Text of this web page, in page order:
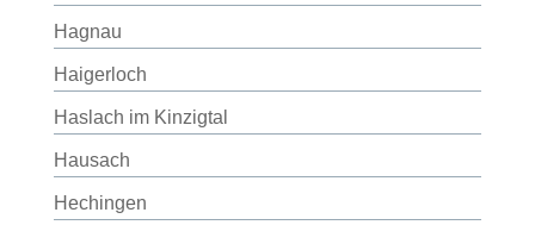
Hagnau
Haigerloch
Haslach im Kinzigtal
Hausach
Hechingen